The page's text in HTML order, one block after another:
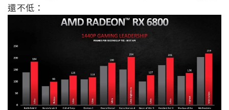
還不低：